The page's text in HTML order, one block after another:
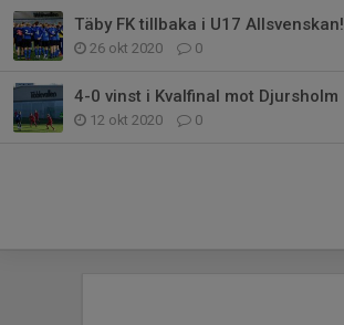
Täby FK tillbaka i U17 Allsvenskan!
26 okt 2020 0
4-0 vinst i Kvalfinal mot Djursholm
12 okt 2020 0